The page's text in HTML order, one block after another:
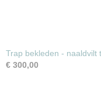
Trap bekleden - naaldvilt
€ 300,00